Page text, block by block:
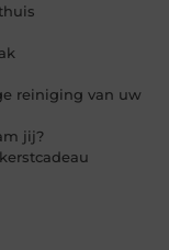
reiniging van uw
jij?